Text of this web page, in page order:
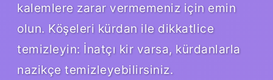
kalemlere zarar vermemeniz için emin
olun. Köşeleri kürdan ile dikkatlice
temizleyin: İnatçı kir varsa, kürdanlarla
nazikçe temizleyebilirsiniz.